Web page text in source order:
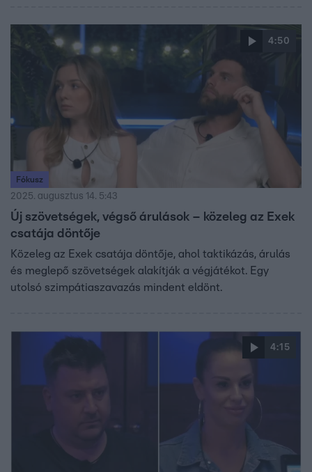
4:50
Fókusz
2025. augusztus 14. 5:43
Új szövetségek, végső árulások – közeleg az Exek
csatája döntője
Közeleg az Exek csatája döntője, ahol taktikázás, árulás
és meglepő szövetségek alakítják a végjátékot. Egy
utolsó szimpátiaszavazás mindent eldönt.
4:15